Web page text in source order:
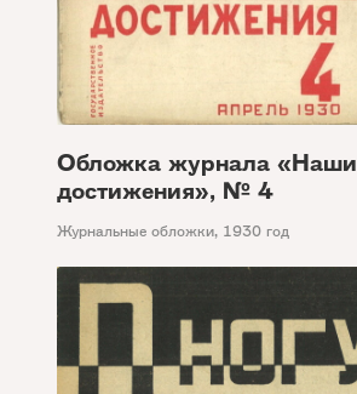
Обложка журнала «Наши
достижения», № 4
Журнальные обложки, 1930 год